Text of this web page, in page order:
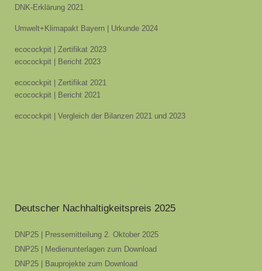
DNK-Erklärung 2021
Umwelt+Klimapakt Bayern | Urkunde 2024
ecocockpit | Zertifikat 2023
ecocockpit | Bericht 2023
ecocockpit | Zertifikat 2021
ecocockpit | Bericht 2021
ecocockpit | Vergleich der Bilanzen 2021 und 2023
Deutscher Nachhaltigkeitspreis 2025
DNP25 | Pressemitteilung 2. Oktober 2025
DNP25 | Medienunterlagen zum Download
DNP25 | Bauprojekte zum Download